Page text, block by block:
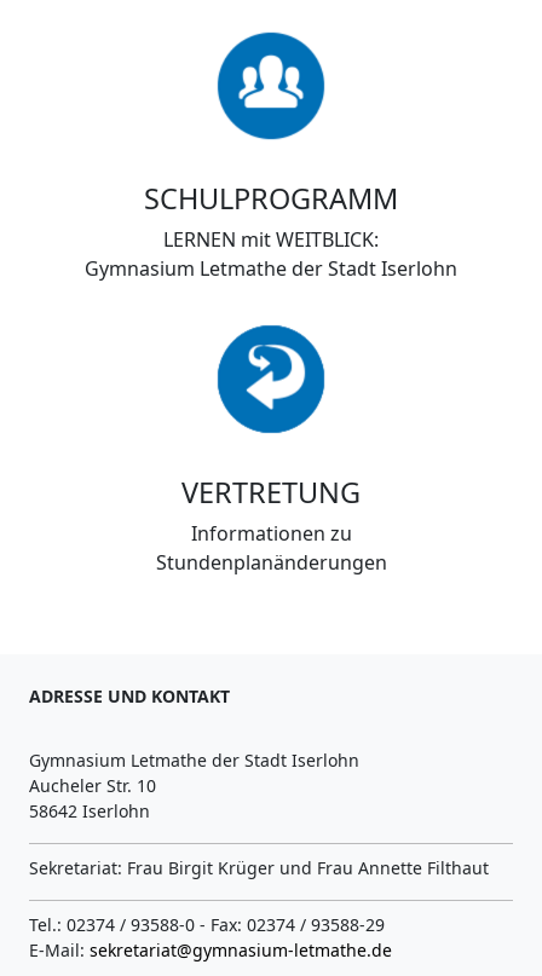
SCHULPROGRAMM
LERNEN mit WEITBLICK:
Gymnasium Letmathe der Stadt Iserlohn
VERTRETUNG
Informationen zu
Stundenplanänderungen
ADRESSE UND KONTAKT
Gymnasium Letmathe der Stadt Iserlohn
Aucheler Str. 10
58642 Iserlohn
Sekretariat: Frau Birgit Krüger und Frau Annette Filthaut
Tel.: 02374 / 93588-0 - Fax: 02374 / 93588-29
E-Mail: sekretariat@gymnasium-letmathe.de